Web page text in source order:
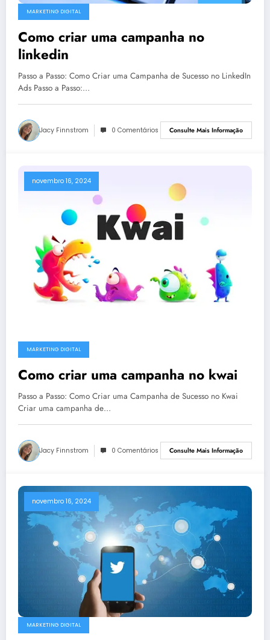
MARKETING DIGITAL
Como criar uma campanha no
linkedin
Passo a Passo: Como Criar uma Campanha de Sucesso no LinkedIn
Ads Passo a Passo:…
Jacy Finnstrom 0 Comentários Consulte Mais Informação
novembro 16, 2024
MARKETING DIGITAL
Como criar uma campanha no kwai
Passo a Passo: Como Criar uma Campanha de Sucesso no Kwai
Criar uma campanha de…
Jacy Finnstrom 0 Comentários Consulte Mais Informação
novembro 16, 2024
MARKETING DIGITAL